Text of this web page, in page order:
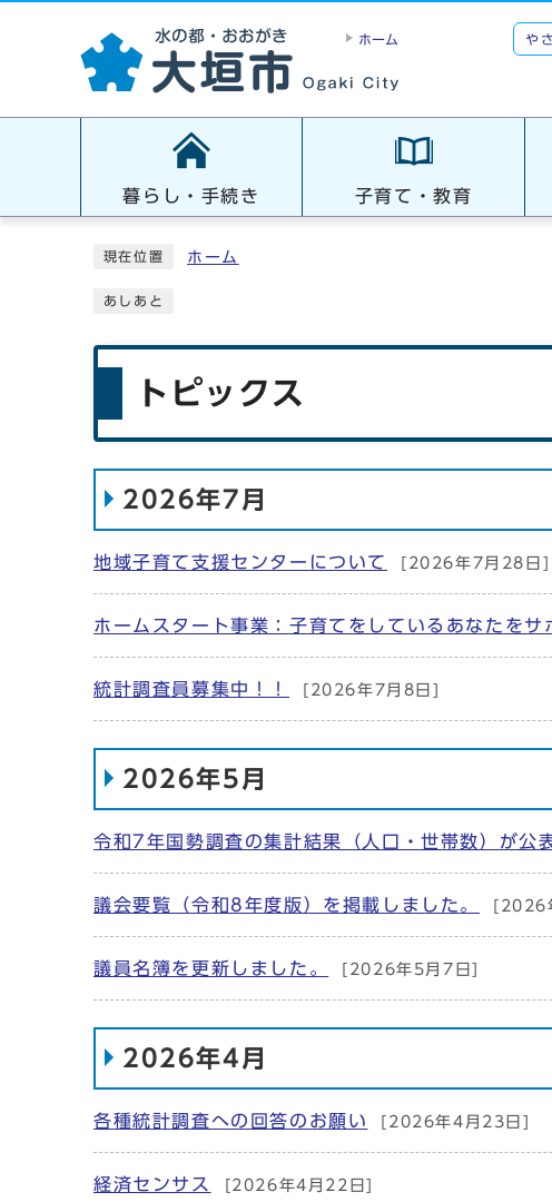
ホーム や
暮らし・手続き 子育て・教育
現在位置 ホーム
あしあと
トピックス
2026年7月
地域子育て支援センターについて [2026年7月28日]
ホームスタート事業：子育てをしているあなたをサ
統計調査員募集中！！ [2026年7月8日]
2026年5月
令和7年国勢調査の集計結果（人口・世帯数）が公
議会要覧（令和8年度版）を掲載しました。 [2026
議員名簿を更新しました。 [2026年5月7日]
2026年4月
各種統計調査への回答のお願い [2026年4月23日]
経済センサス [2026年4月22日]